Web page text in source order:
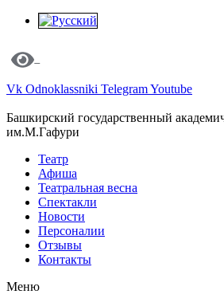
Vk Odnoklassniki TelegramYoutube
Башкирский государственный
им.М.Гафури
Театр
Афиша
Театральная весна
Спектакли
Новости
Персоналии
Отзывы
Контакты
Меню